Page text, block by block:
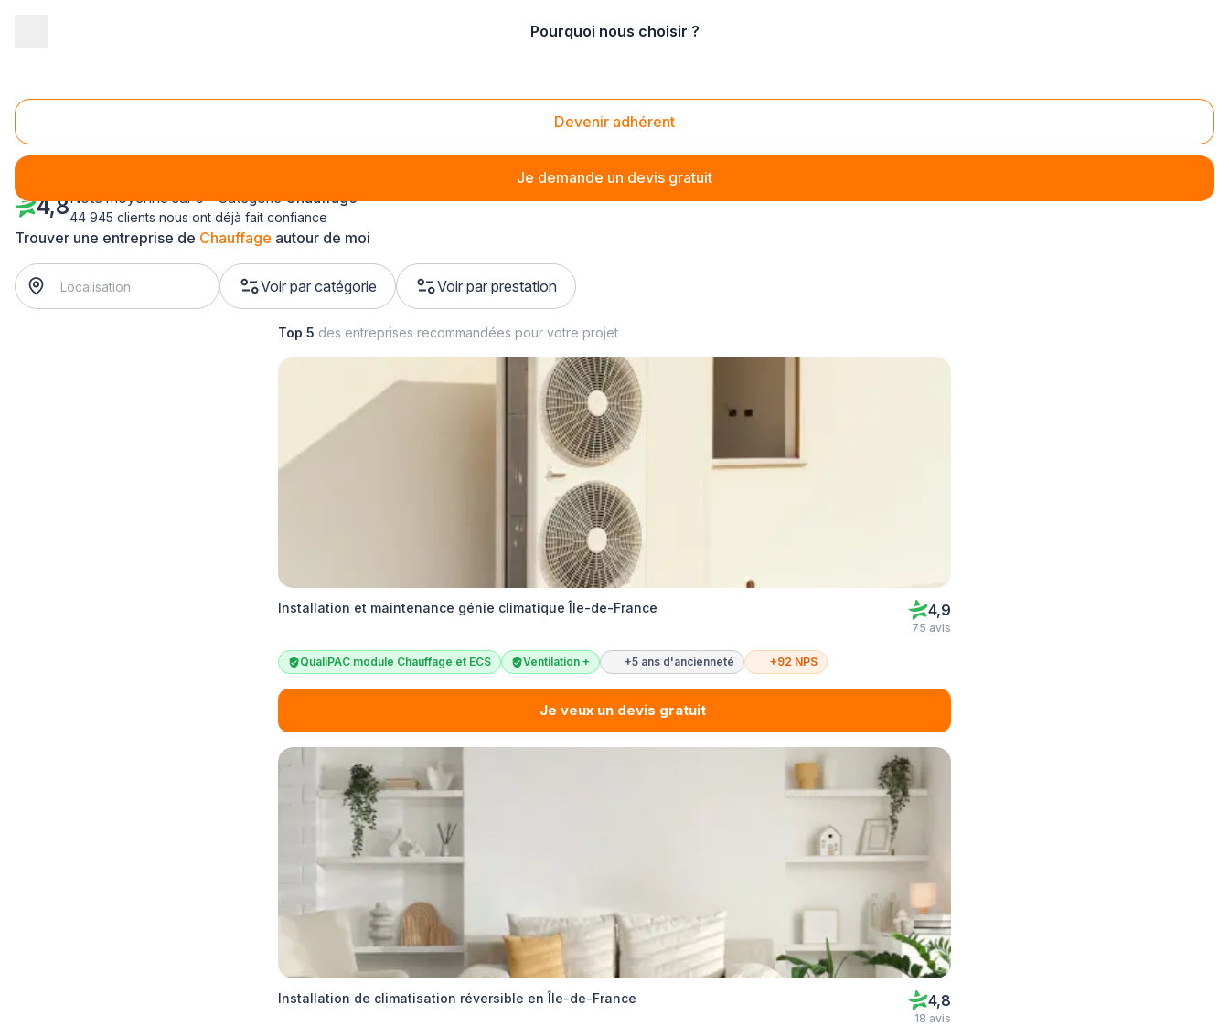
Pourquoi nous choisir ?
Devenir adhérent
Je demande un devis gratuit
Chauffage Essonne (91)
Trouver une entreprise de Chauffage autour de moi
Voir par catégorie Voir par prestation
4,8Note moyenne sur 5 - CatégorieChauffage
44 945 clients nous ont déjà fait confiance
Top 5 des entreprises recommandées pour votre projet
Installation et maintenance génie climatique Île-de-France 4,9
75 avis
QualiPAC module Chauffage et ECS Ventilation + +5 ans d'ancienneté +92 NPS
Je veux un devis gratuit
Installation de climatisation réversible en Île-de-France 4,8
18 avis